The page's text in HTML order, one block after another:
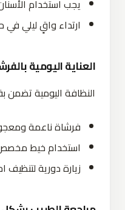
يجب استخدام
ارتداء واقٍ ليلي
العناية اليومية
النظافة اليومية تضمن
فرشاة ناعمة
استخدام خيط
زيارة دورية لتنظيف